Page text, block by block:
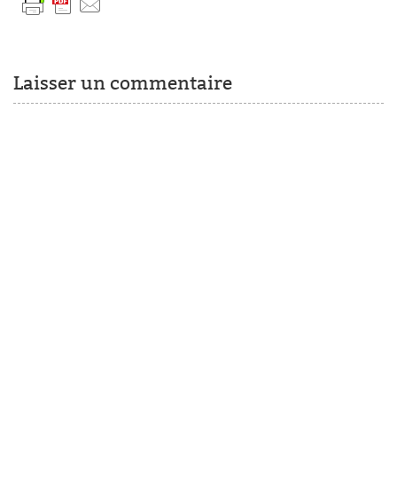
Laisser un commentaire